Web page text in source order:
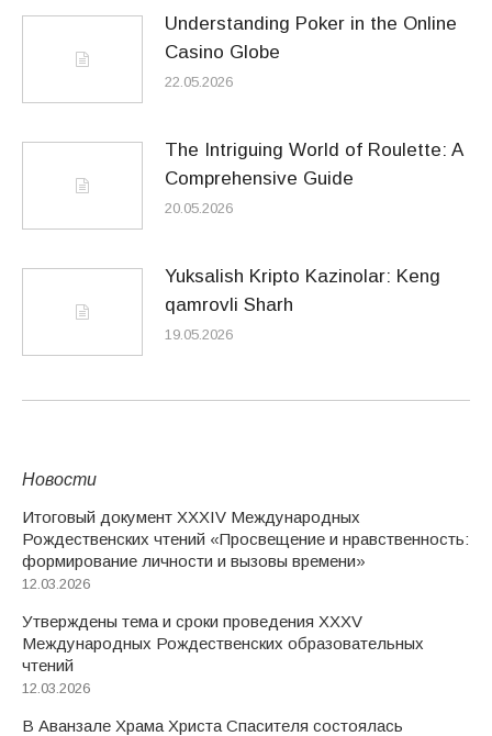
Understanding Poker in the Online
Casino Globe
22.05.2026
The Intriguing World of Roulette: A
Comprehensive Guide
20.05.2026
Yuksalish Kripto Kazinolar: Keng
qamrovli Sharh
19.05.2026
Новости
Итоговый документ XXХIV Международных
Рождественских чтений «Просвещение и нравственность:
формирование личности и вызовы времени»
12.03.2026
Утверждены тема и сроки проведения XXXV
Международных Рождественских образовательных
чтений
12.03.2026
В Аванзале Храма Христа Спасителя состоялась